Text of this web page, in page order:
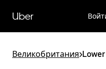
перейти
к
содержимому
Uber
Великобритания>